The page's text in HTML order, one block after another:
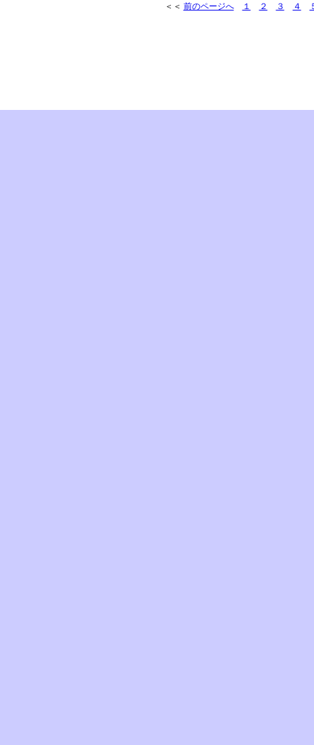
＜＜ 前のページへ １ ２ ３ ４